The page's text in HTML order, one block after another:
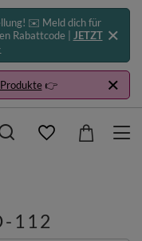
✉️ Meld dich für
Rabattcode | JETZT
👉
112